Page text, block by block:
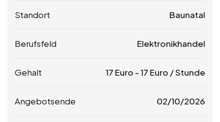
Standort Baunatal
Berufsfeld Elektronikhandel
Gehalt 17 Euro -17 Euro / Stunde
Angebotsende 02/10/2026